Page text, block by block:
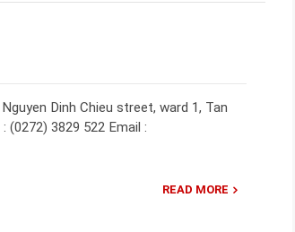
Dinh Chieu street, ward 1, Tan
(0272) 3829 522 Email :
READ MORE